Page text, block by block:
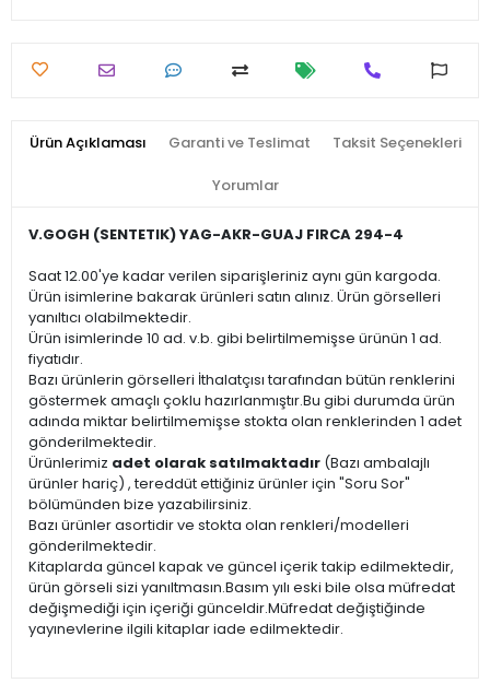
Ürün Açıklaması Garanti ve Teslimat Taksit Seçenekleri
Yorumlar
V.GOGH (SENTETIK) YAG-AKR-GUAJ FIRCA 294-4
Saat 12.00'ye kadar verilen siparişleriniz aynı gün kargoda.
Ürün isimlerine bakarak ürünleri satın alınız. Ürün görselleri
yanıltıcı olabilmektedir.
Ürün isimlerinde 10 ad. v.b. gibi belirtilmemişse ürünün 1 ad.
fiyatıdır.
Bazı ürünlerin görselleri İthalatçısı tarafından bütün renklerini
göstermek amaçlı çoklu hazırlanmıştır.Bu gibi durumda ürün
adında miktar belirtilmemişse stokta olan renklerinden 1 adet
gönderilmektedir.
Ürünlerimiz adet olarak satılmaktadır (Bazı ambalajlı
ürünler hariç) , tereddüt ettiğiniz ürünler için "Soru Sor"
bölümünden bize yazabilirsiniz.
Bazı ürünler asortidir ve stokta olan renkleri/modelleri
gönderilmektedir.
Kitaplarda güncel kapak ve güncel içerik takip edilmektedir,
ürün görseli sizi yanıltmasın.Basım yılı eski bile olsa müfredat
değişmediği için içeriği günceldir.Müfredat değiştiğinde
yayınevlerine ilgili kitaplar iade edilmektedir.